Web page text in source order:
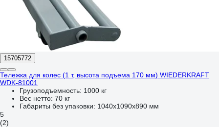
15705772
Тележка для колес (1 т, высота подъема 170 мм) WIEDERKRAFT
WDK-81001
Грузоподъемность: 1000 кг
Вес нетто: 70 кг
Габариты без упаковки: 1040х1090х890 мм
5
(2)